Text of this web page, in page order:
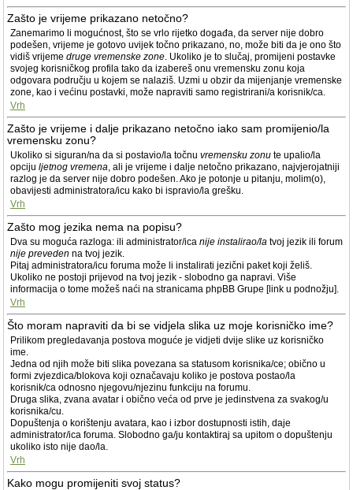
Zašto je vrijeme prikazano netočno?
Zanemarimo li mogućnost, što se vrlo rijetko događa, da server nije dobro
podešen, vrijeme je gotovo uvijek točno prikazano, no, može biti da je ono što
vidiš vrijeme druge vremenske zone. Ukoliko je to slučaj, promijeni postavke
svojeg korisničkog profila tako da izabereš onu vremensku zonu koja
odgovara području u kojem se nalaziš. Uzmi u obzir da mijenjanje vremenske
zone, kao i većinu postavki, može napraviti samo registrirani/a korisnik/ca.
Vrh
Zašto je vrijeme i dalje prikazano netočno iako sam promijenio/la
vremensku zonu?
Ukoliko si siguran/na da si postavio/la točnu vremensku zonu te upalio/la
opciju ljetnog vremena, ali je vrijeme i dalje netočno prikazano, najvjerojatniji
razlog je da server nije dobro podešen. Ako je potonje u pitanju, molim(o),
obavijesti administratora/icu kako bi ispravio/la grešku.
Vrh
Zašto mog jezika nema na popisu?
Dva su moguća razloga: ili administrator/ica nije instalirao/la tvoj jezik ili forum
nije preveden na tvoj jezik.
Pitaj administratora/icu foruma može li instalirati jezični paket koji želiš.
Ukoliko ne postoji prijevod na tvoj jezik - slobodno ga napravi. Više
informacija o tome možeš naći na stranicama phpBB Grupe [link u podnožju].
Vrh
Što moram napraviti da bi se vidjela slika uz moje korisničko ime?
Prilikom pregledavanja postova moguće je vidjeti dvije slike uz korisničko
ime.
Jedna od njih može biti slika povezana sa statusom korisnika/ce; obično u
formi zvjezdica/blokova koji označavaju koliko je postova postao/la
korisnik/ca odnosno njegovu/njezinu funkciju na forumu.
Druga slika, zvana avatar i obično veća od prve je jedinstvena za svakog/u
korisnika/cu.
Dopuštenja o korištenju avatara, kao i izbor dostupnosti istih, daje
administrator/ica foruma. Slobodno ga/ju kontaktiraj sa upitom o dopuštenju
ukoliko isto nije dao/la.
Vrh
Kako mogu promijeniti svoj status?